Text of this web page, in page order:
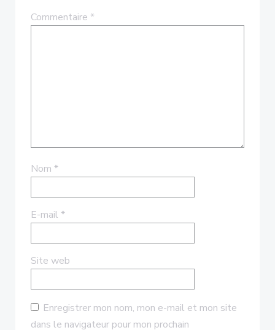
Commentaire *
Nom *
E-mail *
Site web
Enregistrer mon nom, mon e-mail et mon site
dans le navigateur pour mon prochain